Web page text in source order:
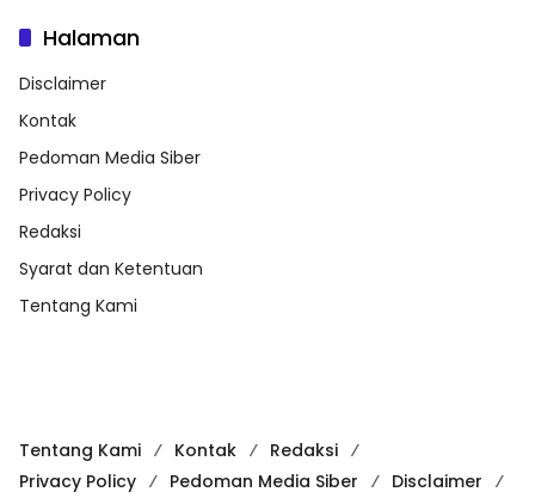
Halaman
Disclaimer
Kontak
Pedoman Media Siber
Privacy Policy
Redaksi
Syarat dan Ketentuan
Tentang Kami
Tentang Kami Kontak
Redaksi
Privacy Policy
Pedoman Media Siber Disclaimer